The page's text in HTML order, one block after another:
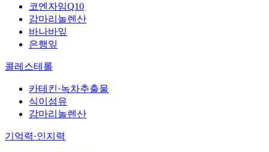
코엔자임Q10
감마리놀렌산
바나바잎
은행잎
콜레스테롤
카테킨·녹차추출물
식이섬유
감마리놀렌산
기억력·인지력